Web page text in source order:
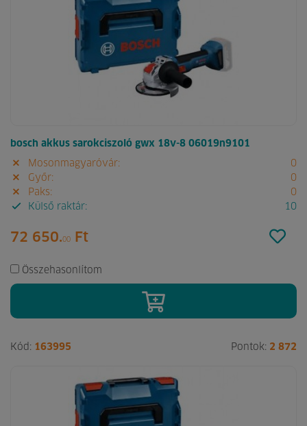
bosch akkus sarokciszoló gwx 18v-8 06019n9101
Mosonmagyaróvár:
0
Győr:
0
Paks:
0
Külső raktár:
10
72 650.00 Ft
Összehasonlítom
Kód: 163995 Pontok: 2 872